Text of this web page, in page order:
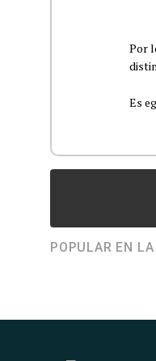
Por
Es
POPULAR EN